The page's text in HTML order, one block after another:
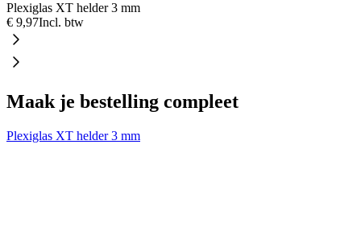
Plexiglas XT helder 3 mm
€ 9,97Incl. btw
Maak je bestelling compleet
Plexiglas XT helder 3 mm